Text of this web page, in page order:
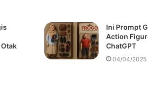
Ini Prompt
Action
ChatGPT
04/04/2025